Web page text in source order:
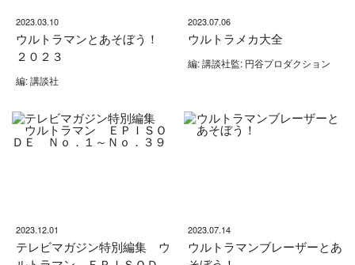
2023.03.10
ウルトラマンとあそぼう！
２０２３
編: 講談社
2023.07.06
ウルトラメカ大全
編: 講談社監: 円谷プロダクション
2023.12.01
テレビマガジン特別編集 ウ
2023.07.14
ウルトラマンブレーザーとあ